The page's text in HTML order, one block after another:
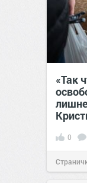
«Так
0